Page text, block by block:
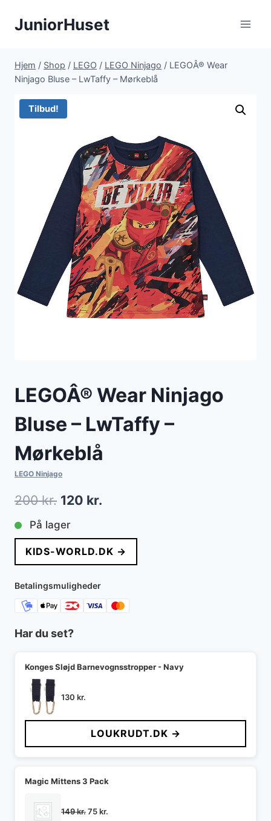
JuniorHuset
Hjem / Shop / LEGO / LEGO Ninjago / LEGOÂ® Wear
Ninjago Bluse – LwTaffy – Mørkeblå
Tilbud!
LEGOÂ® Wear Ninjago
Bluse – LwTaffy –
Mørkeblå
LEGO Ninjago
200kr. Den
oprindelige
pris
var:
200 kr..
120 kr.
pris
er:
På lager
KIDS-WORLD.DK →
Betalingsmuligheder
Har du set?
Konges Sløjd Barnevognsstropper - Navy
130 kr.
LOUKRUDT.DK →
Magic Mittens 3 Pack
149kr.Den
75kr.